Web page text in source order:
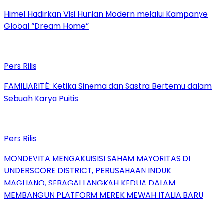
Himel Hadirkan Visi Hunian Modern melalui Kampanye
Global “Dream Home”
Pers Rilis
FAMILIARITÉ: Ketika Sinema dan Sastra Bertemu dalam
Sebuah Karya Puitis
Pers Rilis
MONDEVITA MENGAKUISISI SAHAM MAYORITAS DI
UNDERSCORE DISTRICT, PERUSAHAAN INDUK
MAGLIANO, SEBAGAI LANGKAH KEDUA DALAM
MEMBANGUN PLATFORM MEREK MEWAH ITALIA BARU